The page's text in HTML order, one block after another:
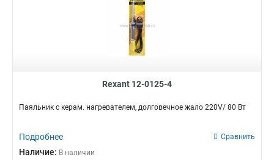
Rexant 12-0125-4
Паяльник с керам. нагревателем, долговечное жало 220V/ 80 Вт
Подробнее Сравнить
Наличие: В наличии